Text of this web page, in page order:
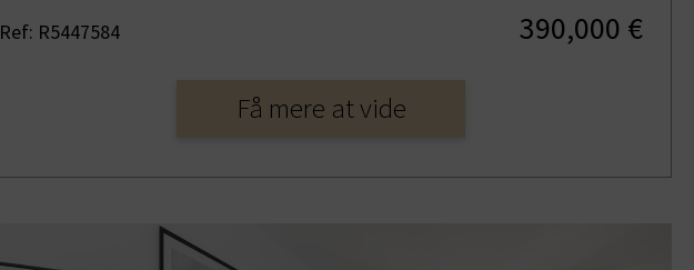
Ref: R5447584 390,000 €
Få mere at vide